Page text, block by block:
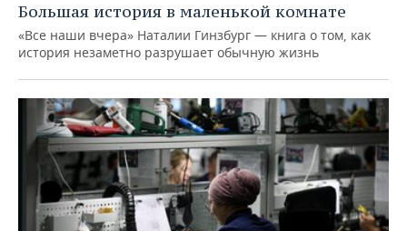
Большая история в маленькой комнате
«Все наши вчера» Наталии Гинзбург — книга о том, как
история незаметно разрушает обычную жизнь